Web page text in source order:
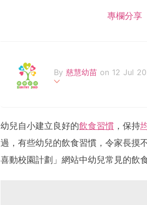
專欄分享
By 慈慧幼苗 on 12 Jul
識。截至 2020年，受惠
幼兒自小建立良好的飲食習慣，保持
過，有些幼兒的飲食習慣，令家長摸
喜動校園計劃」網站中幼兒常見的飲